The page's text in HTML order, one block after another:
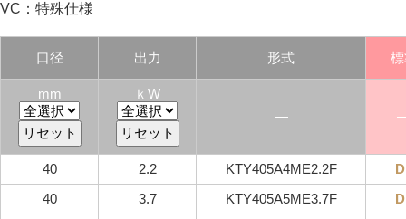
VC：特殊仕様
口径 出力 形式
mm
ｋW
―
40 2.2 KTY405A4ME2.2F
40
3.7 KTY405A5ME3.7F